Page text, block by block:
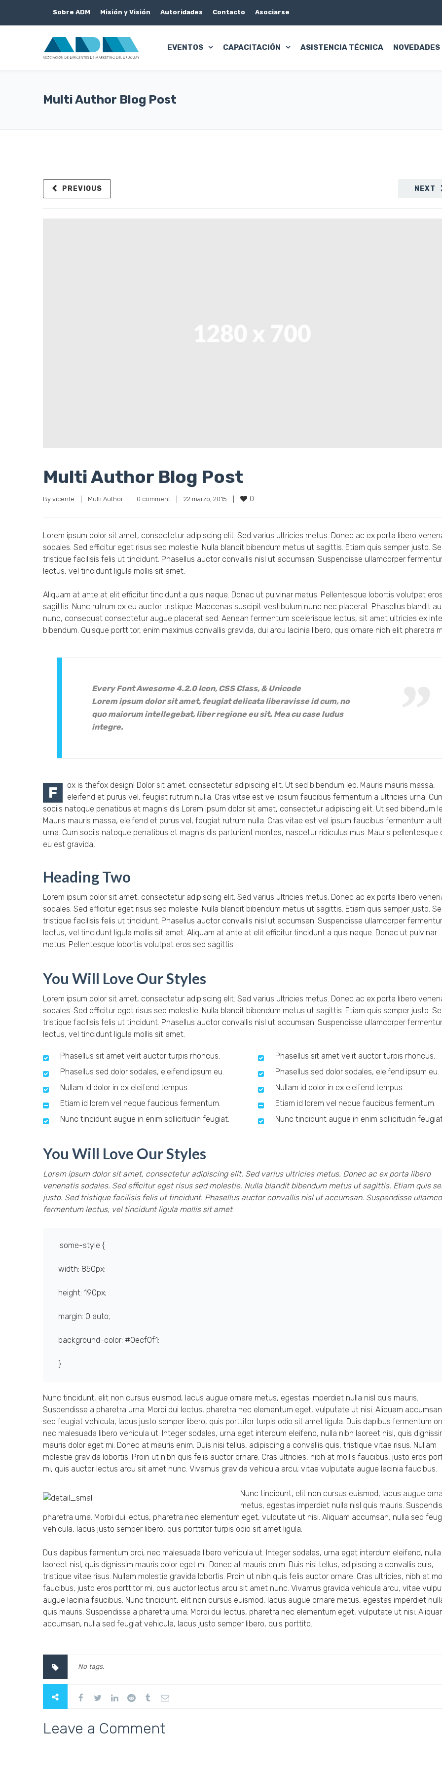
Sobre ADM Misión y Visión Autoridades Contacto Asociarse
EVENTOS CAPACITACIÓN ASISTENCIA TÉCNICA NOVEDADES
Multi Author Blog Post
NEXT
PREVIOUS
Multi Author Blog Post
By vicente Multi Author 0 comment 22 marzo, 2015 0
Lorem ipsum dolor sit amet, consectetur adipiscing elit. Sed varius ultricies metus. Donec ac ex porta libero
sodales. Sed efficitur eget risus sed molestie. Nulla blandit bibendum metus ut sagittis. Etiam quis semper justo.
tristique facilisis felis ut tincidunt. Phasellus auctor convallis nisl ut accumsan. Suspendisse ullamcorper
lectus, vel tincidunt ligula mollis sit amet.
Aliquam at ante at elit efficitur tincidunt a quis neque. Donec ut pulvinar metus. Pellentesque lobortis volutpat
sagittis. Nunc rutrum ex eu auctor tristique. Maecenas suscipit vestibulum nunc nec placerat. Phasellus blandit
nunc, consequat consectetur augue placerat sed. Aenean fermentum scelerisque lectus, sit amet ultricies ex
bibendum. Quisque porttitor, enim maximus convallis gravida, dui arcu lacinia libero, quis ornare nibh elit pharetra
Every Font Awesome 4.2.0 Icon, CSS Class, & Unicode
Lorem ipsum dolor sit amet, feugiat delicata liberavisse id cum, no
quo maiorum intellegebat, liber regione eu sit. Mea cu case ludus
integre.
F
ox is thefox design! Dolor sit amet, consectetur adipiscing elit. Ut sed bibendum leo. Mauris mauris massa,
eleifend et purus vel, feugiat rutrum nulla. Cras vitae est vel ipsum faucibus fermentum a ultricies urna.
sociis natoque penatibus et magnis dis Lorem ipsum dolor sit amet, consectetur adipiscing elit. Ut sed bibendum
Mauris mauris massa, eleifend et purus vel, feugiat rutrum nulla. Cras vitae est vel ipsum faucibus fermentum a
urna. Cum sociis natoque penatibus et magnis dis parturient montes, nascetur ridiculus mus. Mauris pellentesque
eu est gravida,
Heading Two
Lorem ipsum dolor sit amet, consectetur adipiscing elit. Sed varius ultricies metus. Donec ac ex porta libero
sodales. Sed efficitur eget risus sed molestie. Nulla blandit bibendum metus ut sagittis. Etiam quis semper justo.
tristique facilisis felis ut tincidunt. Phasellus auctor convallis nisl ut accumsan. Suspendisse ullamcorper
lectus, vel tincidunt ligula mollis sit amet. Aliquam at ante at elit efficitur tincidunt a quis neque. Donec ut pulvinar
metus. Pellentesque lobortis volutpat eros sed sagittis.
You Will Love Our Styles
Lorem ipsum dolor sit amet, consectetur adipiscing elit. Sed varius ultricies metus. Donec ac ex porta libero
sodales. Sed efficitur eget risus sed molestie. Nulla blandit bibendum metus ut sagittis. Etiam quis semper justo.
tristique facilisis felis ut tincidunt. Phasellus auctor convallis nisl ut accumsan. Suspendisse ullamcorper
lectus, vel tincidunt ligula mollis sit amet.
Phasellus sit amet velit auctor turpis rhoncus.
Phasellus sed dolor sodales, eleifend ipsum eu.
Nullam id dolor in ex eleifend tempus.
Etiam id lorem vel neque faucibus fermentum.
Nunc tincidunt augue in enim sollicitudin feugiat.
Phasellus sit amet velit auctor turpis rhoncus.
Phasellus sed dolor sodales, eleifend ipsum eu.
Nullam id dolor in ex eleifend tempus.
Etiam id lorem vel neque faucibus fermentum.
Nunc tincidunt augue in enim sollicitudin
You Will Love Our Styles
Lorem ipsum dolor sit amet, consectetur adipiscing elit. Sed varius ultricies metus. Donec ac ex porta libero
venenatis sodales. Sed efficitur eget risus sed molestie. Nulla blandit bibendum metus ut sagittis. Etiam quis
justo. Sed tristique facilisis felis ut tincidunt. Phasellus auctor convallis nisl ut accumsan. Suspendisse
fermentum lectus, vel tincidunt ligula mollis sit amet.
.some-style {
width: 850px;
height: 190px;
margin: 0 auto;
background-color: #0ecf0f1;
}
Nunc tincidunt, elit non cursus euismod, lacus augue ornare metus, egestas imperdiet nulla nisl quis mauris.
Suspendisse a pharetra urna. Morbi dui lectus, pharetra nec elementum eget, vulputate ut nisi. Aliquam
sed feugiat vehicula, lacus justo semper libero, quis porttitor turpis odio sit amet ligula. Duis dapibus fermentum
nec malesuada libero vehicula ut. Integer sodales, urna eget interdum eleifend, nulla nibh laoreet nisl, quis
mauris dolor eget mi. Donec at mauris enim. Duis nisi tellus, adipiscing a convallis quis, tristique vitae risus. Nullam
molestie gravida lobortis. Proin ut nibh quis felis auctor ornare. Cras ultricies, nibh at mollis faucibus, justo eros
mi, quis auctor lectus arcu sit amet nunc. Vivamus gravida vehicula arcu, vitae vulputate augue lacinia faucibus.
Nunc tincidunt, elit non cursus euismod, lacus augue
metus, egestas imperdiet nulla nisl quis mauris.
pharetra urna. Morbi dui lectus, pharetra nec elementum eget, vulputate ut nisi. Aliquam accumsan, nulla sed
vehicula, lacus justo semper libero, quis porttitor turpis odio sit amet ligula.
Duis dapibus fermentum orci, nec malesuada libero vehicula ut. Integer sodales, urna eget interdum eleifend,
laoreet nisl, quis dignissim mauris dolor eget mi. Donec at mauris enim. Duis nisi tellus, adipiscing a convallis quis,
tristique vitae risus. Nullam molestie gravida lobortis. Proin ut nibh quis felis auctor ornare. Cras ultricies, nibh at
faucibus, justo eros porttitor mi, quis auctor lectus arcu sit amet nunc. Vivamus gravida vehicula arcu, vitae
augue lacinia faucibus. Nunc tincidunt, elit non cursus euismod, lacus augue ornare metus, egestas imperdiet
quis mauris. Suspendisse a pharetra urna. Morbi dui lectus, pharetra nec elementum eget, vulputate ut nisi.
accumsan, nulla sed feugiat vehicula, lacus justo semper libero, quis porttito.
No tags.
Leave a Comment